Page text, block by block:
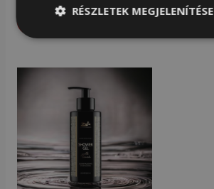
RÉSZLETEK MEGJELENÍTÉSE